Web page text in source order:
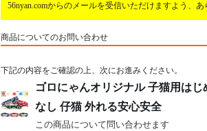
56nyan.comからのメールを受信いただけますよう、
商品についてのお問い合わせ
下記の内容をご確認の上、次にお進みください。
ゴロにゃんオリジナル 子猫用は
なし 仔猫 外れる安心安全
この商品について問い合わせます